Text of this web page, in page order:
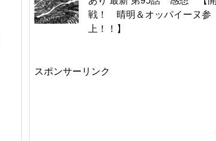
戦！ 晴明＆オッパイーヌ参
上！！】
スポンサーリンク